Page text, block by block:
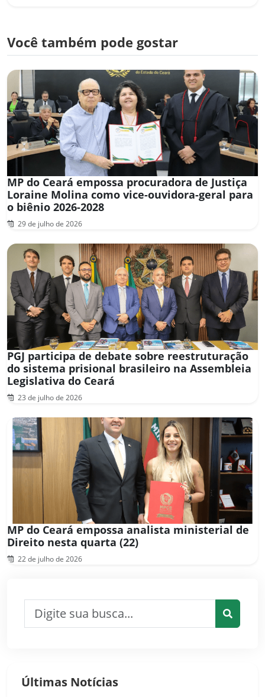
Você também pode gostar
MP do Ceará empossa procuradora de Justiça
Loraine Molina como vice-ouvidora-geral para
o biênio 2026-2028
29 de julho de 2026
PGJ participa de debate sobre reestruturação
do sistema prisional brasileiro na Assembleia
Legislativa do Ceará
23 de julho de 2026
MP do Ceará empossa analista ministerial de
Direito nesta quarta (22)
22 de julho de 2026
Últimas Notícias